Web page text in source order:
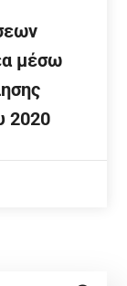
μέσω
2020